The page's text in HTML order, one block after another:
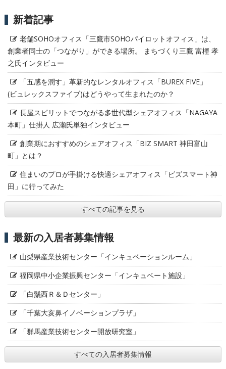
新着記事
老舗SOHOオフィス「三鷹市SOHOパイロットオフィス」は、
創業者同士の「つながり」ができる場所。 まちづくり三鷹 富樫 孝
之氏インタビュー
「五感を潤す」革新的なレンタルオフィス「BUREX FIVE」
(ビュレックスファイブ)はどうやって生まれたのか？
長屋スピリットでつながる多世代型シェアオフィス「NAGAYA
本町」仕掛人 広瀬氏単独インタビュー
創業期におすすめのシェアオフィス「BIZ SMART 神田富山
町」とは？
住まいのプロが手掛ける快適シェアオフィス「ビズスマート神
田」に行ってみた
すべての記事を見る
最新の入居者募集情報
山梨県産業技術センター「インキュベーションルーム」
福岡県中小企業振興センター「インキュベート施設」
「白鬚西Ｒ＆Ｄセンター」
「千葉大亥鼻イノベーションプラザ」
「群馬産業技術センター開放研究室」
すべての入居者募集情報